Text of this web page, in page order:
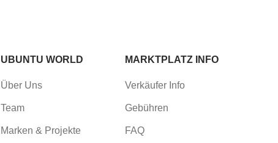
UBUNTU WORLD
Über Uns
Team
Marken & Projekte
MARKTPLATZ INFO
Verkäufer Info
Gebühren
FAQ